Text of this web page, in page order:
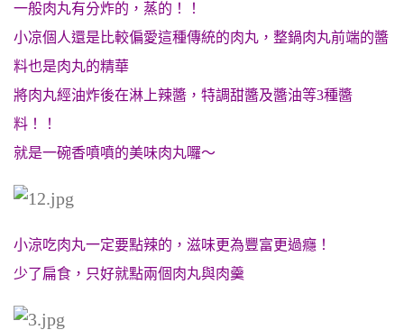
一般肉丸有分炸的，蒸的！！
小凉個人還是比較偏愛這種傳統的肉丸，整鍋肉丸前端的醬
料也是肉丸的精華
將肉丸經油炸後在淋上辣醬，特調甜醬及醬油等3種醬
料！！
就是一碗香噴噴的美味肉丸囉～
小涼吃肉丸一定要點辣的，滋味更為豐富更過癮！
少了扁食，只好就點兩個肉丸與肉羹